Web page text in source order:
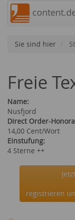
Sie sind hier
Freie
Name:
Nusfjord
Direct Order-
14,00 Cent/Wort
Einstufung:
4 Sterne ++
registrieren